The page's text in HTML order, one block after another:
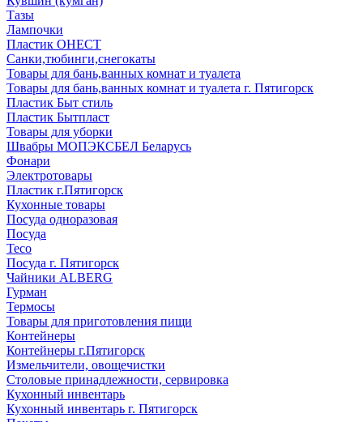
Тазы
Лампочки
Пластик ОНЕСТ
Санки,тюбинги,снегокаты
Товары для бань,ванных комнат и туалета
Товары для бань,ванных комнат и туалета г. Пятигорск
Пластик Быт стиль
Пластик Бытпласт
Товары для уборки
Швабры МОПЭКСБЕЛ Беларусь
Фонари
Электротовары
Пластик г.Пятигорск
Кухонные товары
Посуда одноразовая
Посуда
Teco
Посуда г. Пятигорск
Чайники ALBERG
Гурман
Термосы
Товары для приготовления пищи
Контейнеры
Контейнеры г.Пятигорск
Измельчители, овощечистки
Столовые принадлежности, сервировка
Кухонный инвентарь
Кухонный инвентарь г. Пятигорск